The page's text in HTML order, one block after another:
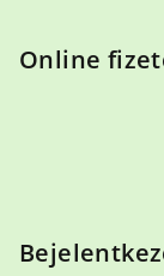
Online